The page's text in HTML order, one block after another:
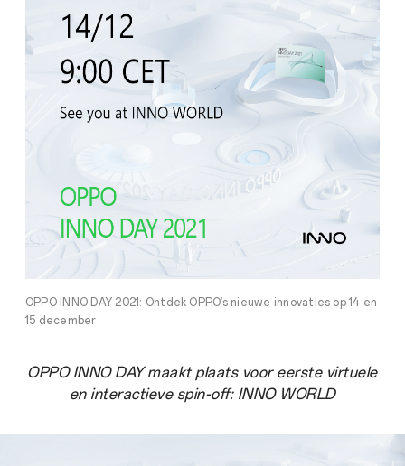
OPPO INNO DAY 2021: Ontdek OPPO’s nieuwe innovaties op 14 en
15 december
OPPO INNO DAY maakt plaats voor eerste virtuele
en interactieve spin-off: INNO WORLD